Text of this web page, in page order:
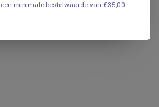
minimale bestelwaarde van €35,00